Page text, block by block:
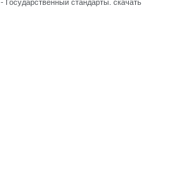
- Государственный стандарты. скачать